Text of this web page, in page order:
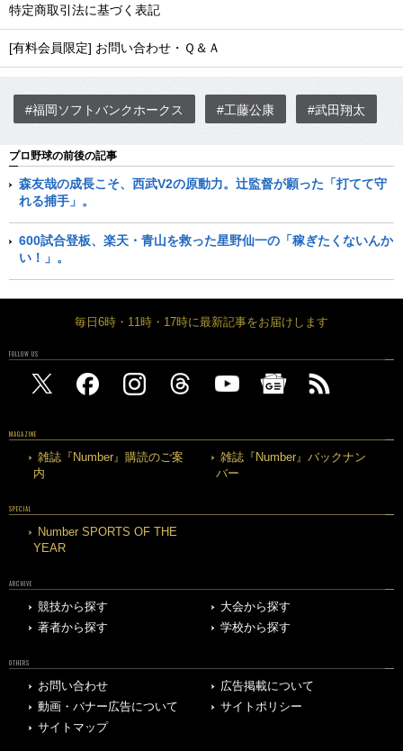
特定商取引法に基づく表記
[有料会員限定] お問い合わせ・Ｑ＆Ａ
#福岡ソフトバンクホークス #工藤公康 #武田翔太
プロ野球の前後の記事
森友哉の成長こそ、西武V2の原動力。辻監督が願った「打てて守
れる捕手」。
600試合登板、楽天・青山を救った星野仙一の「稼ぎたくないんか
い！」。
毎日6時・11時・17時に最新記事をお届けします
FOLLOW US
MAGAZINE
雑誌『Number』購読のご案
内
雑誌『Number』バックナン
バー
SPECIAL
Number SPORTS OF THE
YEAR
ARCHIVE
競技から探す
大会から探す
著者から探す
学校から探す
OTHERS
お問い合わせ
広告掲載について
動画・バナー広告について
サイトポリシー
サイトマップ